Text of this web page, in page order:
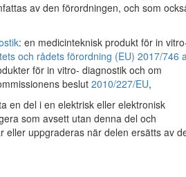
av den förordningen, och som
: en medicinteknisk produkt för in
och rådets förordning (EU) 2017/746
för in vitro- diagnostik och om
beslut 2010/227/EU,
en del i en elektrisk eller elektronisk
som avsett utan denna del och
eller uppgraderas när delen ersätts av